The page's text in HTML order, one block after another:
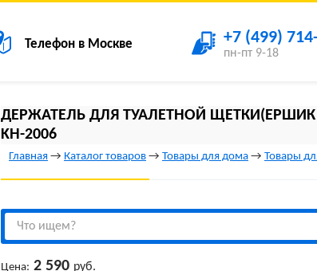
ДЕРЖАТЕЛЬ ДЛЯ ТУАЛЕТНОЙ ЩЕТКИ(ЕРШИК
KH-2006
Главная → Каталог товаров → Товары для дома → Товары
Цена: 2 590 руб.
Телефон в Москве +7 (499)
пн-пт 9-18